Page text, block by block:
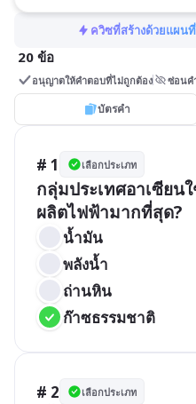
ควิซที่สร้างด้วยแผน
20 ข้อ
อนุญาตให้คำตอบที่ไม่ถูกต้อง ซ่อนค
บัตรคำ
# 1 เลือกประเภท
กลุ่มประเทศอาเซียน
ผลิตไฟฟ้ามากที่สุด?
น้ำมัน
พลังน้ำ
ถ่านหิน
ก๊าซธรรมชาติ
# 2 เลือกประเภท